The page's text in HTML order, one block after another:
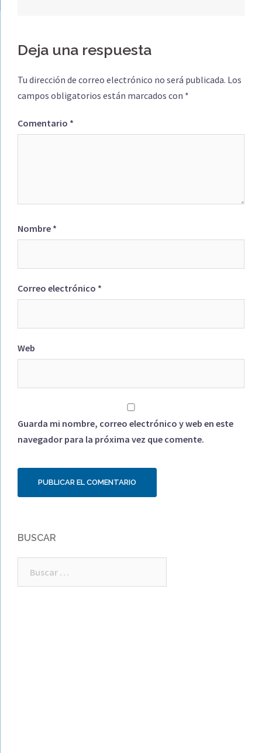
Deja una respuesta
Tu dirección de correo electrónico no será publicada. Los
campos obligatorios están marcados con *
Comentario *
Nombre *
Correo electrónico *
Web
Guarda mi nombre, correo electrónico y web en este
navegador para la próxima vez que comente.
BUSCAR